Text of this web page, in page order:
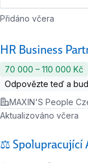
HR Business
Přidáno včera
70 000 ‍–‍ 110 000 Kč
Odpovězte teď a
MAXIN'S People
⚖️ Spolupracující
Aktualizováno včera